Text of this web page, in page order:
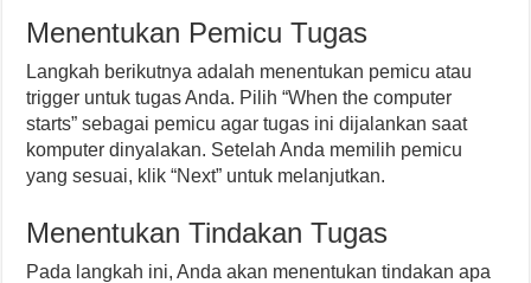
Menentukan Pemicu Tugas
Langkah berikutnya adalah menentukan pemicu atau
trigger untuk tugas Anda. Pilih “When the computer
starts” sebagai pemicu agar tugas ini dijalankan saat
komputer dinyalakan. Setelah Anda memilih pemicu
yang sesuai, klik “Next” untuk melanjutkan.
Menentukan Tindakan Tugas
Pada langkah ini, Anda akan menentukan tindakan apa